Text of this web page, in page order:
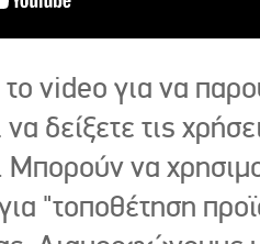
το video για να
δείξετε τις
Μπορούν να
"τοποθέτηση